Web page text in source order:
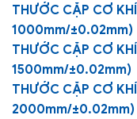
THƯỚC CẶP CƠ
1000mm/±0.02mm)
THƯỚC CẶP CƠ
1500mm/±0.02mm)
THƯỚC CẶP CƠ
2000mm/±0.02mm)